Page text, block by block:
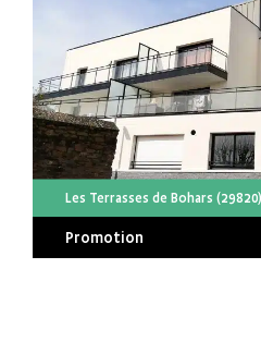
Les Terrasses de Bohars (29820)
Promotion